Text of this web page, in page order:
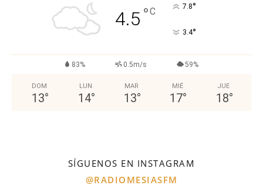
4.5 °C 7.8°
3.4°
83% 0.5m/s 59%
DOM
13°
LUN
14°
MAR
13°
MIÉ
17°
JUE
18°
SÍGUENOS EN INSTAGRAM
@RADIOMESIASFM